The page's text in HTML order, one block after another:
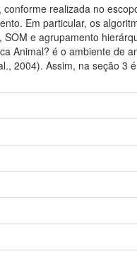
realizada no
Em particular, os
e agrupamento
Animal? é o ambiente de
2004). Assim, na seção 3 é